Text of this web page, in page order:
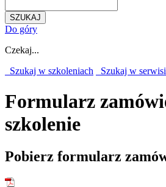
Do góry
Czekaj...
Szukaj w szkoleniach
Szukaj w
Formularz
szkolenie
Pobierz formularz